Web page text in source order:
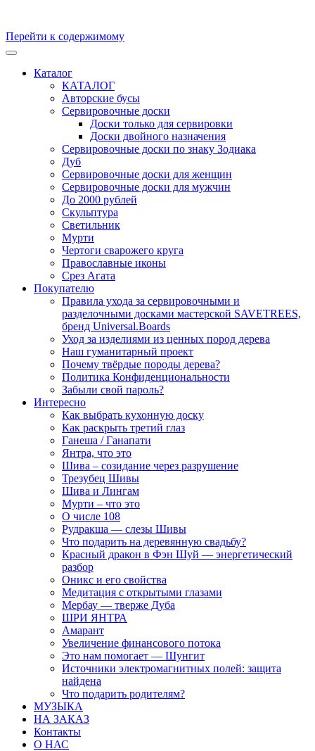
Перейти к содержимому
Скульптуры и предметы интерьера из ценных пород дерева.
Производство и продажа. Уникальные товары, для
удивительных персон
Каталог
КАТАЛОГ
Авторские бусы
Сервировочные доски
Доски только для сервировки
Доски двойного назначения
Сервировочные доски по знаку Зодиака
Дуб
Сервировочные доски для женщин
Сервировочные доски для мужчин
До 2000 рублей
Скульптура
Светильник
Мурти
Чертоги сварожего круга
Православные иконы
Срез Агата
Покупателю
Правила ухода за сервировочными и
разделочными досками мастерской SAVETREES,
бренд Universal.Boards
Уход за изделиями из ценных пород дерева
Наш гуманитарный проект
Почему твёрдые породы дерева?
Политика Конфиденциональности
Забыли свой пароль?
Интересно
Как выбрать кухонную доску
Как раскрыть третий глаз
Ганеша / Ганапати
Янтра, что это
Шива – созидание через разрушение
Трезубец Шивы
Шива и Лингам
Мурти – что это
О числе 108
Рудракша — слезы Шивы
Что подарить на деревянную свадьбу?
Красный дракон в Фэн Шуй — энергетический
разбор
Оникс и его свойства
Медитация с открытыми глазами
Мербау — тверже Дуба
ШРИ ЯНТРА
Амарант
Увеличение финансового потока
Это нам помогает — Шунгит
Источники электромагнитных полей: защита
найдена
Что подарить родителям?
МУЗЫКА
НА ЗАКАЗ
Контакты
О НАС